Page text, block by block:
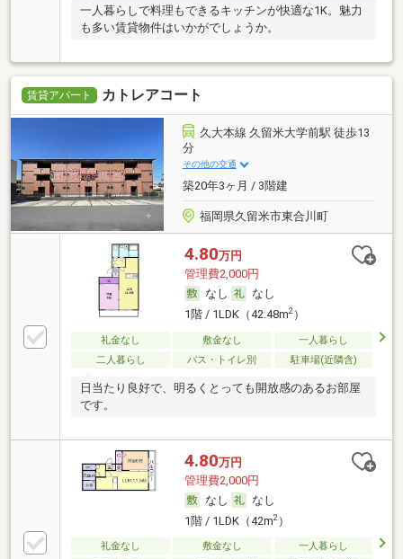
一人暮らしで料理もできるキッチンが快適な1K。魅力
も多い賃貸物件はいかがでしょうか。
賃貸アパート カトレアコート
久大本線 久留米大学前駅 徒歩13
分
その他の交通
築20年3ヶ月 / 3階建
福岡県久留米市東合川町
4.80万円
管理費2,000円
なし
なし
1階 / 1LDK（42.48m2）
礼金なし 敷金なし
一人暮らし
二人暮らし
バス・トイレ別 駐車場(近隣含)
日当たり良好で、明るくとっても開放感のあるお部屋
です。
4.80万円
管理費2,000円
なし
なし
1階 / 1LDK（42m2）
礼金なし 敷金なし
一人暮らし